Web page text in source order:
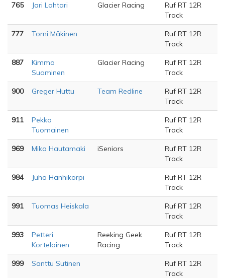
765 Jari Lohtari Glacier Racing
Ruf RT 12R
Track
777 Tomi Mäkinen
Ruf RT 12R
Track
887
Kimmo
Suominen
Glacier Racing
Ruf RT 12R
Track
900 Greger Huttu Team Redline
Ruf RT 12R
Track
911
Pekka
Tuomainen
Ruf RT 12R
Track
969 Mika Hautamaki iSeniors
Ruf RT 12R
Track
984 Juha Hanhikorpi
Ruf RT 12R
Track
991 Tuomas Heiskala
Ruf RT 12R
Track
993
Petteri
Kortelainen
Reeking Geek
Racing
Ruf RT 12R
Track
999 Santtu Sutinen
Ruf RT 12R
Track